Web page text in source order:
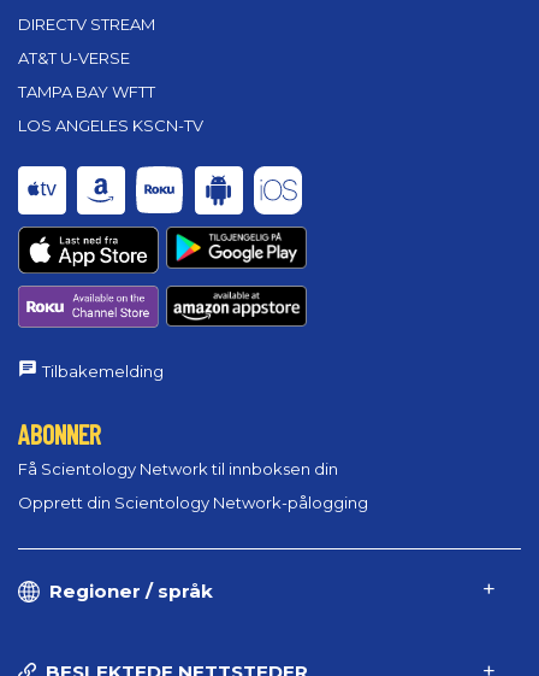
DIRECTV STREAM
AT&T U-VERSE
TAMPA BAY WFTT
LOS ANGELES KSCN-TV
Tilbakemelding
ABONNER
Få Scientology Network til innboksen din
Opprett din Scientology Network-pålogging
Regioner / språk
BESLEKTEDE NETTSTEDER